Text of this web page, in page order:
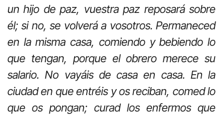
un hijo de paz, vuestra paz reposará sobre
él; si no, se volverá a vosotros. Permaneced
en la misma casa, comiendo y bebiendo lo
que tengan, porque el obrero merece su
salario. No vayáis de casa en casa. En la
ciudad en que entréis y os reciban, comed lo
que os pongan; curad los enfermos que